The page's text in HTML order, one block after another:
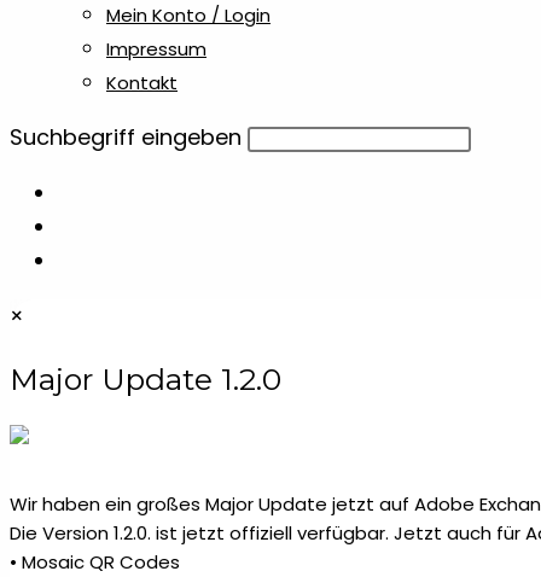
Mein Konto / Login
Impressum
Kontakt
Diese
durchsuchen
Suchbegriff eingeben
×
Major Update 1.2.0
Wir haben ein großes Major Update jetzt auf Adobe
Die Version 1.2.0. ist jetzt offiziell verfügbar. Jetzt auch für
• Mosaic QR Codes